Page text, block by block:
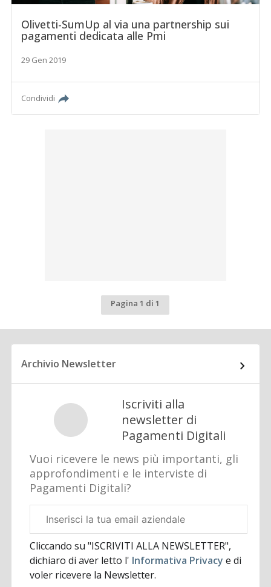
Olivetti-SumUp al via una partnership sui
pagamenti dedicata alle Pmi
29 Gen 2019
Condividi
Pagina 1 di 1
Archivio Newsletter
Iscriviti alla
newsletter di
Pagamenti Digitali
Vuoi ricevere le news più importanti, gli
approfondimenti e le interviste di
Pagamenti Digitali?
aziendale
Cliccando su "ISCRIVITI ALLA NEWSLETTER",
dichiaro di aver letto l' Informativa Privacye di
voler ricevere la Newsletter.